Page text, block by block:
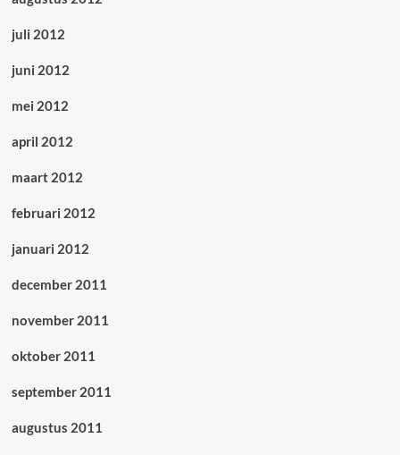
juli 2012
juni 2012
mei 2012
april 2012
maart 2012
februari 2012
januari 2012
december 2011
november 2011
oktober 2011
september 2011
augustus 2011